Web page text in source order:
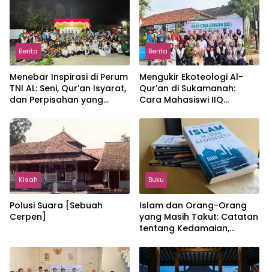
Berita
Menebar Inspirasi di Perum
TNI AL: Seni, Qur’an Isyarat,
dan Perpisahan yang
Berita
Mengukir Ekoteologi Al-
Qur’an di Sukamanah:
Cara Mahasiswi IIQ
Jonggol
Kisah
Polusi Suara [Sebuah
Cerpen]
Buku
Islam dan Orang-Orang
yang Masih Takut: Catatan
tentang Kedamaian,
dalam Pemikiran Masykuri
Abdillah